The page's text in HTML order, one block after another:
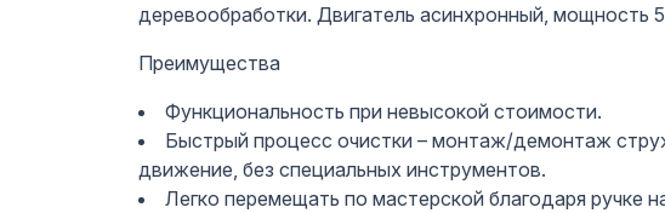
деревообработки. Двигатель асинхронный, мощность
Преимущества
Функциональность при невысокой стоимости.
Быстрый процесс очистки – монтаж/демонтаж
движение, без специальных инструментов.
Легко перемещать по мастерской благодаря ручке